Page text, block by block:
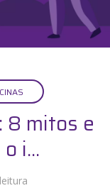
8 mitos e
i...